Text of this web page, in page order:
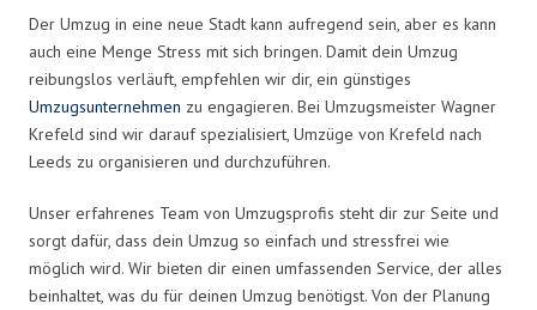
Der Umzug in eine neue Stadt kann aufregend sein, aber es kann
auch eine Menge Stress mit sich bringen. Damit dein Umzug
reibungslos verläuft, empfehlen wir dir, ein günstiges
Umzugsunternehmen zu engagieren. Bei Umzugsmeister Wagner
Krefeld sind wir darauf spezialisiert, Umzüge von Krefeld nach
Leeds zu organisieren und durchzuführen.
Unser erfahrenes Team von Umzugsprofis steht dir zur Seite und
sorgt dafür, dass dein Umzug so einfach und stressfrei wie
möglich wird. Wir bieten dir einen umfassenden Service, der alles
beinhaltet, was du für deinen Umzug benötigst. Von der Planung